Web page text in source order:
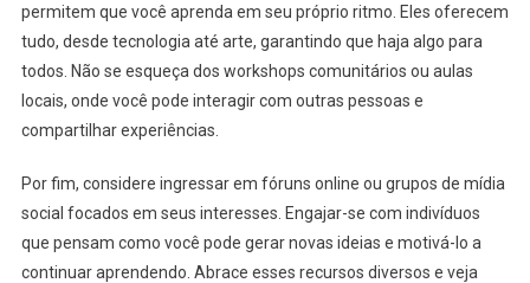
permitem que você aprenda em seu próprio ritmo. Eles oferecem
tudo, desde tecnologia até arte, garantindo que haja algo para
todos. Não se esqueça dos workshops comunitários ou aulas
locais, onde você pode interagir com outras pessoas e
compartilhar experiências.
Por fim, considere ingressar em fóruns online ou grupos de mídia
social focados em seus interesses. Engajar-se com indivíduos
que pensam como você pode gerar novas ideias e motivá-lo a
continuar aprendendo. Abrace esses recursos diversos e veja